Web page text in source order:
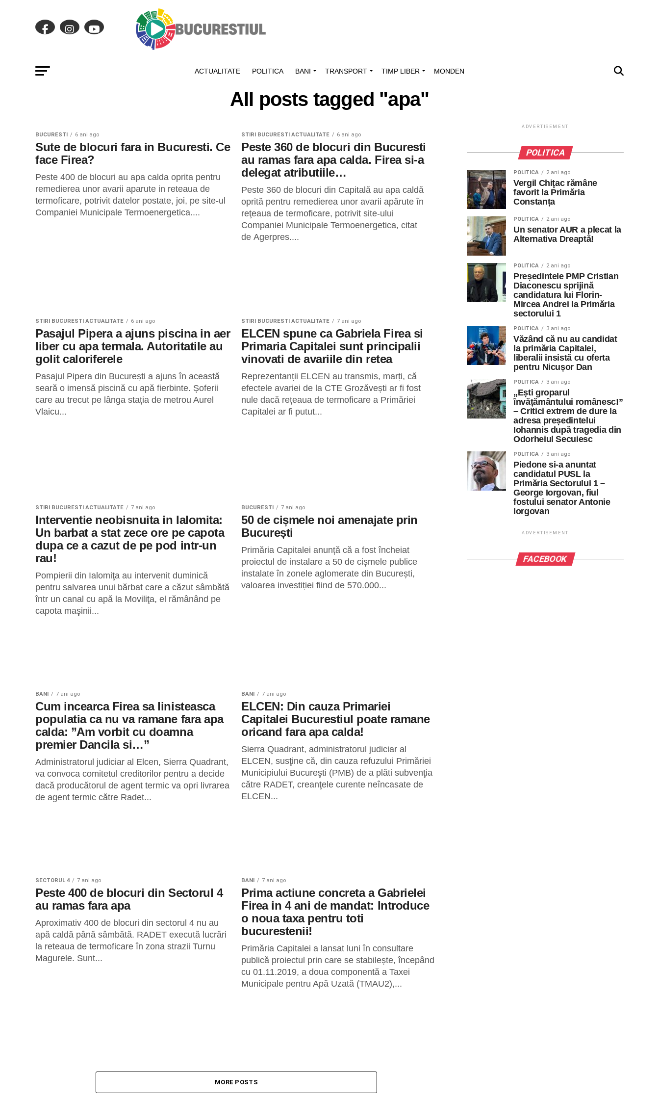
ACTUALITATE POLITICA BANI TRANSPORT TIMP LIBER MONDEN
All posts tagged "apa"
BUCURESTI 6 ani ago
Sute de blocuri fara in Bucuresti. Ce
face Firea?
Peste 400 de blocuri au apa calda oprita pentru
remedierea unor avarii aparute in reteaua de
termoficare, potrivit datelor postate, joi, pe site-ul
Companiei Municipale Termoenergetica....
STIRI BUCURESTI ACTUALITATE 6 ani ago
Peste 360 de blocuri din Bucuresti
au ramas fara apa calda. Firea si-a
delegat atributiile…
Peste 360 de blocuri din Capitală au apa caldă
oprită pentru remedierea unor avarii apărute în
reţeaua de termoficare, potrivit site-ului
Companiei Municipale Termoenergetica, citat
de Agerpres....
STIRI BUCURESTI ACTUALITATE 6 ani ago
Pasajul Pipera a ajuns piscina in aer
liber cu apa termala. Autoritatile au
golit caloriferele
Pasajul Pipera din București a ajuns în această
seară o imensă piscină cu apă fierbinte. Șoferii
care au trecut pe lânga stația de metrou Aurel
Vlaicu...
STIRI BUCURESTI ACTUALITATE 7 ani ago
ELCEN spune ca Gabriela Firea si
Primaria Capitalei sunt principalii
vinovati de avariile din retea
Reprezentanții ELCEN au transmis, marți, că
efectele avariei de la CTE Grozăvești ar fi fost
nule dacă rețeaua de termoficare a Primăriei
Capitalei ar fi putut...
STIRI BUCURESTI ACTUALITATE 7 ani ago
Interventie neobisnuita in Ialomita:
Un barbat a stat zece ore pe capota
dupa ce a cazut de pe pod intr-un
rau!
Pompierii din Ialomiţa au intervenit duminică
pentru salvarea unui bărbat care a căzut sâmbătă
într un canal cu apă la Moviliţa, el rămânând pe
capota maşinii...
BUCURESTI 7 ani ago
50 de cișmele noi amenajate prin
București
Primăria Capitalei anunță că a fost încheiat
proiectul de instalare a 50 de cișmele publice
instalate în zonele aglomerate din București,
valoarea investiției fiind de 570.000...
BANI 7 ani ago
Cum incearca Firea sa linisteasca
populatia ca nu va ramane fara apa
calda: ”Am vorbit cu doamna
premier Dancila si…”
Administratorul judiciar al Elcen, Sierra Quadrant,
va convoca comitetul creditorilor pentru a decide
dacă producătorul de agent termic va opri livrarea
de agent termic către Radet...
BANI 7 ani ago
ELCEN: Din cauza Primariei
Capitalei Bucurestiul poate ramane
oricand fara apa calda!
Sierra Quadrant, administratorul judiciar al
ELCEN, susţine că, din cauza refuzului Primăriei
Municipiului Bucureşti (PMB) de a plăti subvenţia
către RADET, creanţele curente neîncasate de
ELCEN...
SECTORUL 4 7 ani ago
Peste 400 de blocuri din Sectorul 4
au ramas fara apa
Aproximativ 400 de blocuri din sectorul 4 nu au
apă caldă până sâmbătă. RADET execută lucrări
la reteaua de termoficare în zona strazii Turnu
Magurele. Sunt...
BANI 7 ani ago
Prima actiune concreta a Gabrielei
Firea in 4 ani de mandat: Introduce
o noua taxa pentru toti
bucurestenii!
Primăria Capitalei a lansat luni în consultare
publică proiectul prin care se stabilește, începând
cu 01.11.2019, a doua componentă a Taxei
Municipale pentru Apă Uzată (TMAU2),...
MORE POSTS
ADVERTISEMENT
POLITICA
POLITICA 2 ani ago
Vergil Chiţac rămâne
favorit la Primăria
Constanța
POLITICA 2 ani ago
Un senator AUR a plecat la
Alternativa Dreaptă!
POLITICA 2 ani ago
Președintele PMP Cristian
Diaconescu sprijină
candidatura lui Florin-
Mircea Andrei la Primăria
sectorului 1
POLITICA 3 ani ago
Văzând că nu au candidat
la primăria Capitalei,
liberalii insistă cu oferta
pentru Nicușor Dan
POLITICA 3 ani ago
„Ești groparul
învățământului românesc!”
– Critici extrem de dure la
adresa președintelui
Iohannis după tragedia din
Odorheiul Secuiesc
POLITICA 3 ani ago
Piedone si-a anuntat
candidatul PUSL la
Primăria Sectorului 1 –
George Iorgovan, fiul
fostului senator Antonie
Iorgovan
ADVERTISEMENT
FACEBOOK